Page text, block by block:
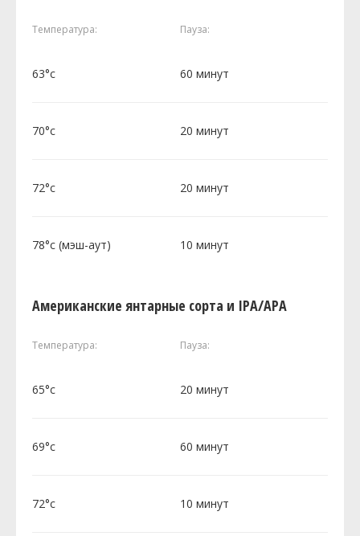
Температура: Пауза:
63°c 60 минут
70°c 20 минут
72°c 20 минут
78°c (мэш-аут) 10 минут
Американские янтарные сорта и IPA/APA
Температура: Пауза:
65°c 20 минут
69°c 60 минут
72°c 10 минут